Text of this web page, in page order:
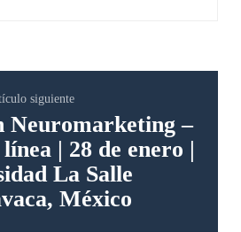
siguiente
Neuromarketing –
| 28 de enero |
La Salle
México